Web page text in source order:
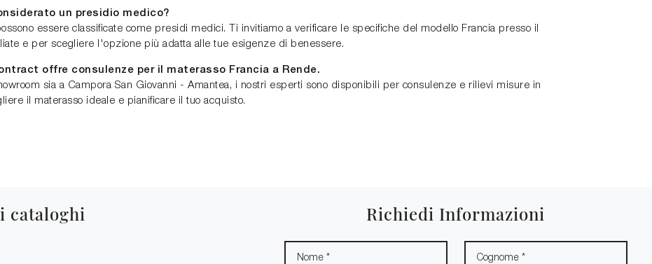
un presidio medico?
essere classificate come presidi medici. Ti invitiamo a verificare le specifiche del modello Francia presso il
e per scegliere l'opzione più adatta alle tue esigenze di benessere.
offre consulenze per il materasso Francia a Rende.
sia a Campora San Giovanni - Amantea, i nostri esperti sono disponibili per consulenze e rilievi misure in
il materasso ideale e pianificare il tuo acquisto.
cataloghi Richiedi Informazioni